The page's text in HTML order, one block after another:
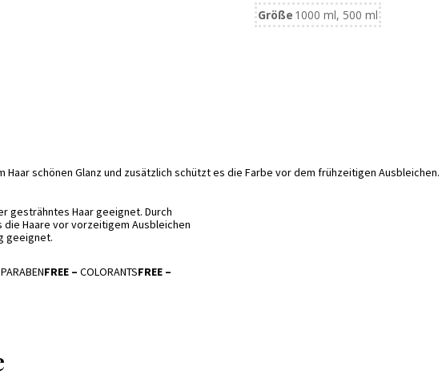
Größe 1000 ml, 500 ml
schönen Glanz und zusätzlich schützt es die Farbe vor dem frühzeitigen Ausbleichen.
gesträhntes Haar geeignet. Durch
Haare vor vorzeitigem Ausbleichen
geeignet.
PARABENFREE – COLORANTSFREE –